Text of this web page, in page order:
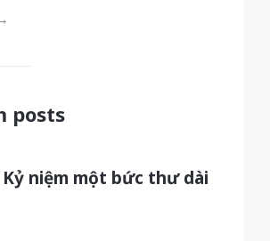
posts
Kỷ niệm một bức thư dài